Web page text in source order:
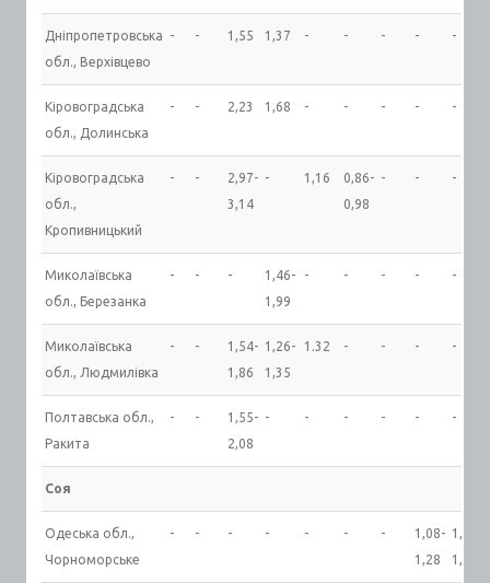
Дніпропетровська
обл., Верхівцево
- - 1,55 1,37 - - - - -
Кіровоградська
обл., Долинська
- - 2,23 1,68 - - - - -
Кіровоградська
обл.,
Кропивницький
- -
2,97-
3,14
- 1,16
0,86-
0,98
- - -
Миколаївська
обл., Березанка
- - -
1,46-
1,99
- - - - -
Миколаївська
обл., Людмилівка
- -
1,54-
1,86
1,26-
1,35
1.32 - - - -
Полтавська обл.,
Ракита
- -
1,55-
2,08
- - - - - -
Соя
Одеська обл.,
Чорноморське
- - - - - - -
1,08-
1,28
1,05-
1,14